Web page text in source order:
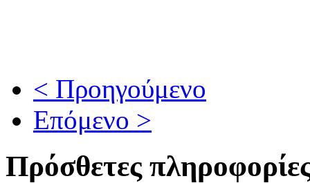
< Προηγούμενο
Επόμενο >
Πρόσθετες